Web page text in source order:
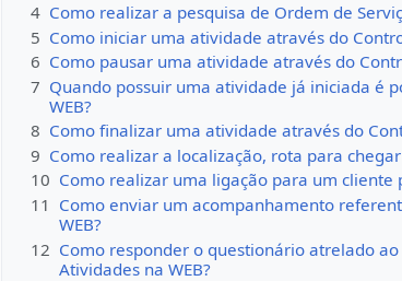
4 Como realizar a pesquisa de Ordem de
5 Como iniciar uma atividade através do
6 Como pausar uma atividade através do
7 Quando possuir uma atividade já iniciada é
WEB?
8 Como finalizar uma atividade através do
9 Como realizar a localização, rota para
10 Como realizar uma ligação para um cliente
11 Como enviar um acompanhamento
WEB?
12 Como responder o questionário atrelado
Atividades na WEB?